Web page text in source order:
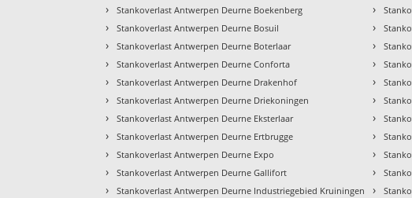
› Stankoverlast Antwerpen Deurne Boekenberg
› Stankoverlast Antwerpen Deurne Bosuil
› Stankoverlast Antwerpen Deurne Boterlaar
› Stankoverlast Antwerpen Deurne Conforta
› Stankoverlast Antwerpen Deurne Drakenhof
› Stankoverlast Antwerpen Deurne Driekoningen
› Stankoverlast Antwerpen Deurne Eksterlaar
› Stankoverlast Antwerpen Deurne Ertbrugge
› Stankoverlast Antwerpen Deurne Expo
› Stankoverlast Antwerpen Deurne Gallifort
› Stankoverlast Antwerpen Deurne Industriegebied Kruiningen
›
›
›
›
›
›
›
›
›
›
›